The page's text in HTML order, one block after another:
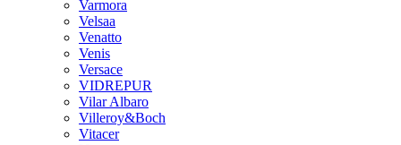
Varmora
Velsaa
Venatto
Venis
Versace
VIDREPUR
Vilar Albaro
Villeroy&Boch
Vitacer